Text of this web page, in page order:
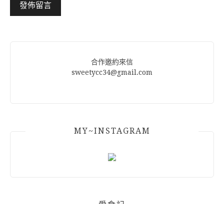
合作邀約來信
sweetycc34@gmail.com
MY~INSTAGRAM